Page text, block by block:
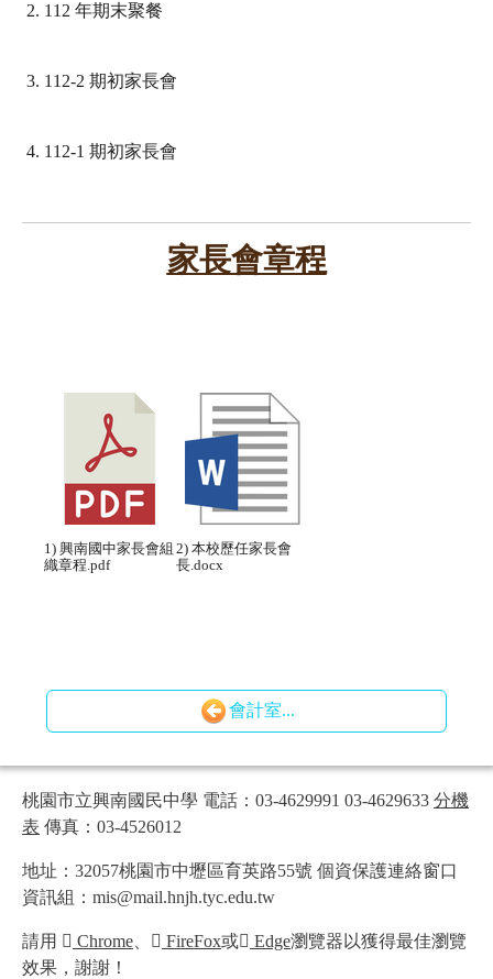
112 年期末聚餐
112-2 期初家長會
112-1 期初家長會
家長會章程
1) 興南國中家長會組
織章程.pdf
2) 本校歷任家長會
長.docx
會計室...
桃園市立興南國民中學 電話：03-4629991 03-4629633 分機
表 傳真：03-4526012
地址：32057桃園市中壢區育英路55號 個資保護連絡窗口
資訊組：mis@mail.hnjh.tyc.edu.tw
請用 Chrome FireFox或 Edge瀏覽器以獲得最佳瀏覽
效果，謝謝！